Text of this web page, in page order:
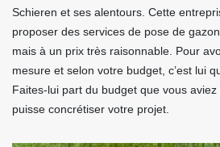
Schieren et ses alentours. Cette
proposer des services de pose de
mais à un prix très raisonnable. Pour
mesure et selon votre budget, c’est lui
Faites-lui part du budget que vous aviez
puisse concrétiser votre projet.